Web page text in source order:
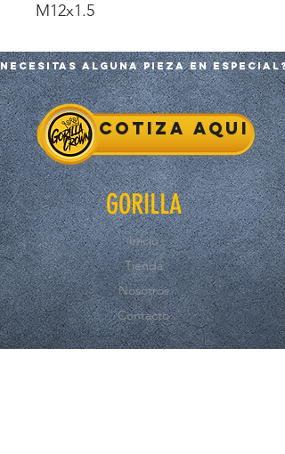
M12x1.5
Necesitas alguna pieza en especial?
Cotiza aqui
GORILLA
Inicio
Tienda
Nosotros
Contacto